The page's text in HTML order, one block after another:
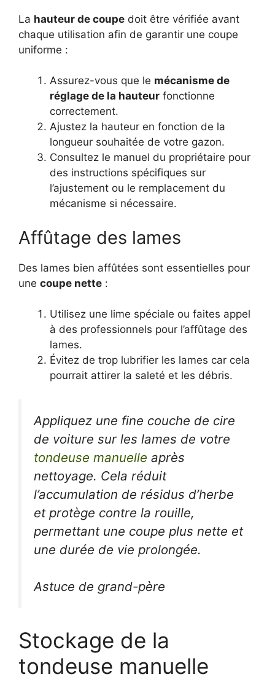
La hauteur de coupe doit être vérifiée avant
chaque utilisation afin de garantir une coupe
uniforme :
Assurez-vous que le mécanisme de
réglage de la hauteur fonctionne
correctement.
Ajustez la hauteur en fonction de la
longueur souhaitée de votre gazon.
Consultez le manuel du propriétaire pour
des instructions spécifiques sur
l’ajustement ou le remplacement du
mécanisme si nécessaire.
Affûtage des lames
Des lames bien affûtées sont essentielles pour
une coupe nette :
Utilisez une lime spéciale ou faites appel
à des professionnels pour l’affûtage des
lames.
Évitez de trop lubrifier les lames car cela
pourrait attirer la saleté et les débris.
Appliquez une fine couche de cire
de voiture sur les lames de votre
tondeuse manuelle après
nettoyage. Cela réduit
l’accumulation de résidus d’herbe
et protège contre la rouille,
permettant une coupe plus nette et
une durée de vie prolongée.
Astuce de grand-père
Stockage de la
tondeuse manuelle